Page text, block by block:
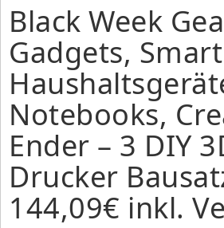
Black Week
Gadgets,
Notebooks,
Ender – 3 DIY
Drucker
144,09€ inkl.